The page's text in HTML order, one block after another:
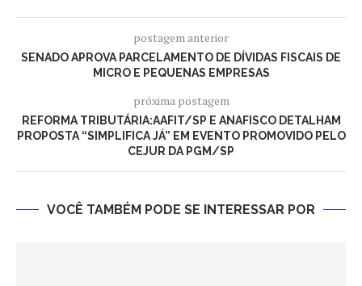
postagem anterior
SENADO APROVA PARCELAMENTO DE DÍVIDAS FISCAIS DE
MICRO E PEQUENAS EMPRESAS
próxima postagem
REFORMA TRIBUTÁRIA:AAFIT/SP E ANAFISCO DETALHAM
PROPOSTA “SIMPLIFICA JÁ” EM EVENTO PROMOVIDO PELO
CEJUR DA PGM/SP
VOCÊ TAMBÉM PODE SE INTERESSAR POR